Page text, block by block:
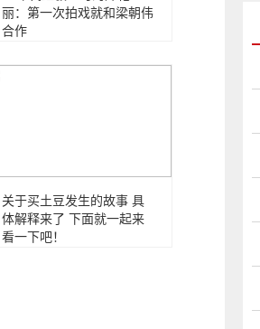
丽：第一次拍戏就和梁朝伟
合作
关于买土豆发生的故事 具
体解释来了 下面就一起来
看一下吧！